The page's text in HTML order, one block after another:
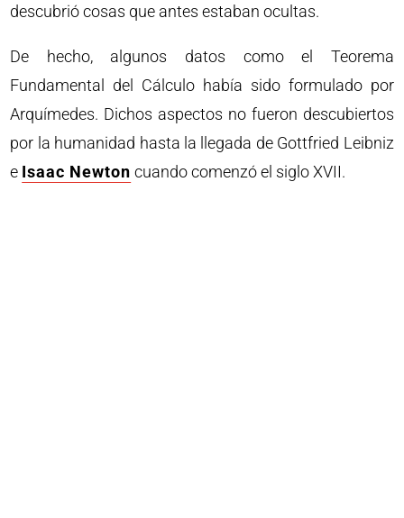
descubrió cosas que antes estaban ocultas.
De hecho, algunos datos como el Teorema
Fundamental del Cálculo había sido formulado por
Arquímedes. Dichos aspectos no fueron descubiertos
por la humanidad hasta la llegada de Gottfried Leibniz
e Isaac Newton cuando comenzó el siglo XVII.